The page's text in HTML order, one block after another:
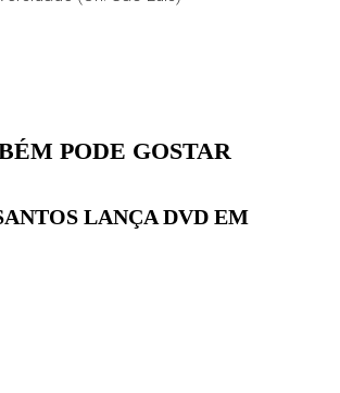
PODE GOSTAR
LANÇA DVD EM